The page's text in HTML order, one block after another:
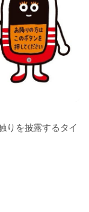
りを披露するタイ
つ」が分かるこ